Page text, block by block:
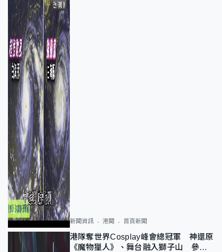
新聞資訊 港聞 首頁新聞
港隊奪世界Cosplay峰會總冠軍 神還原
《魔物獵人》、舞台融入獅子山 參賽